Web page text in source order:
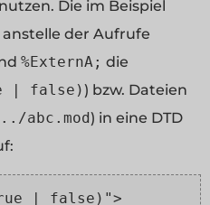
Die im Beispiel
der Aufrufe
%ExternA; die
| false)) bzw. Dateien
abc.mod) in eine DTD
| false)">